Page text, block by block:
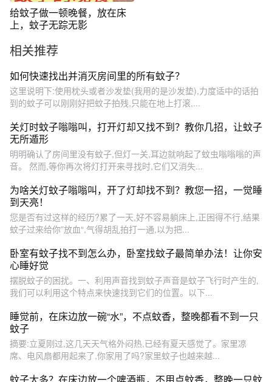
给蚊子做一顿晚餐，放在床
上，蚊子无踪无影
相关推荐
如何快速找出并消灭房间里的所有蚊子？
这里说明下:使用枕头或者沙发垫(我用的是沙发垫),力度适中的话拍
到的蚊子可以刚刚好把蚊子拍残,只能在地上打滚,...
关灯时蚊子嗡嗡叫，打开灯却又找不到？教你几招，让蚊子
无所遁形
明明确认了房间里没有蚊子,但灯一关,耳边就响起了蚊虫嗡嗡嗡的声
音。 然而,等你再次将灯打开来寻找时,它们又消失...
为啥关灯蚊子嗡嗡叫，开了灯却找不到？教您一招，一觉睡
到天亮！
您是否有过这样的经历?累了一天,好不容易躺床上,正困得不行,结果
蚊子过来给你”放血“,气得胡乱拍打一通,以为把...
卧室有蚊子找不到怎么办，卧室找蚊子最简单办法！让你安
心睡好觉
摆脱蚊子的困扰。一、利用声音找到蚊子声音是蚊子飞行时产生的,
我们可以利用这个特点来快速找到它们的位置。以下...
睡觉前，在床边放一碗“水”，不点蚊香，整晚都看不到一只
蚊子
摘要:立夏刚过,这几天天气格外闷热,已经有夏天感觉了。家里凉
席、电风扇都用起来了,你家用了吗?家里蚊子也越来越...
蚊子太多？在床边放一个啤酒瓶，不用点蚊香，整晚一只蚊